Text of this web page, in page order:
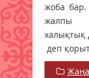
жоба
жалпы
халықтық
деп